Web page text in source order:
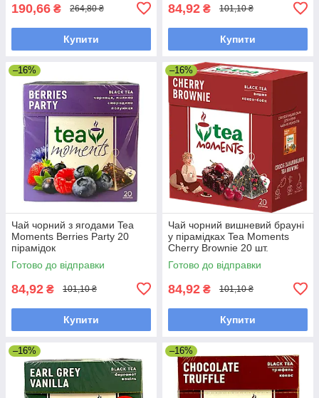
190,66 ₴ 264,80 ₴
Купити
84,92 ₴ 101,10 ₴
Купити
–16%
Чай чорний з ягодами Tea
Moments Berries Party 20
пірамідок
Готово до відправки
84,92 ₴ 101,10 ₴
Купити
–16%
Чай чорний вишневий брауні
у пірамідках Tea Moments
Cherry Brownie 20 шт.
ароматизований з какао
бобами
Готово до відправки
84,92 ₴ 101,10 ₴
Купити
–16% –16%